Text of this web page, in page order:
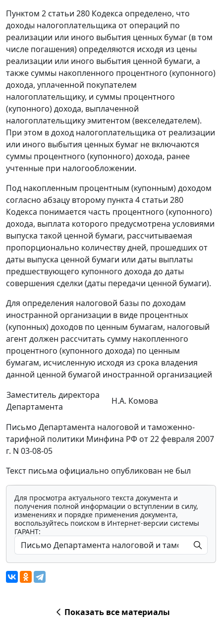
Пунктом 2 статьи 280 Кодекса определено, что
доходы налогоплательщика от операций по
реализации или иного выбытия ценных бумаг (в том
числе погашения) определяются исходя из цены
реализации или иного выбытия ценной бумаги, а
также суммы накопленного процентного (купонного)
дохода, уплаченной покупателем
налогоплательщику, и суммы процентного
(купонного) дохода, выплаченной
налогоплательщику эмитентом (векселедателем).
При этом в доход налогоплательщика от реализации
или иного выбытия ценных бумаг не включаются
суммы процентного (купонного) дохода, ранее
учтенные при налогообложении.
Под накопленным процентным (купонным) доходом
согласно абзацу второму пункта 4 статьи 280
Кодекса понимается часть процентного (купонного)
дохода, выплата которого предусмотрена условиями
выпуска такой ценной бумаги, рассчитываемая
пропорционально количеству дней, прошедших от
даты выпуска ценной бумаги или даты выплаты
предшествующего купонного дохода до даты
совершения сделки (даты передачи ценной бумаги).
Для определения налоговой базы по доходам
иностранной организации в виде процентных
(купонных) доходов по ценным бумагам, налоговый
агент должен рассчитать сумму накопленного
процентного (купонного дохода) по ценным
бумагам, исчисленную исходя из срока владения
данной ценной бумагой иностранной организацией
Заместитель директора
Департамента
Н.А. Комова
Письмо Департамента налоговой и таможенно-
тарифной политики Минфина РФ от 22 февраля 2007
г. N 03-08-05
Текст письма официально опубликован не был
Для просмотра актуального текста документа и
получения полной информации о вступлении в силу,
изменениях и порядке применения документа,
воспользуйтесь поиском в Интернет-версии системы
ГАРАНТ:
Показать все материалы